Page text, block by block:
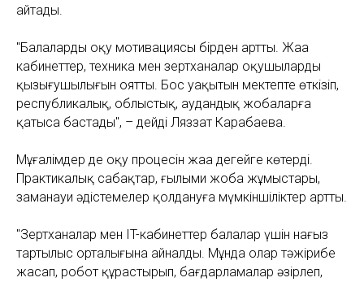
айтады.
"Балалардың оқу мотивациясы бірден артты. Жаңа
кабинеттер, техника мен зертханалар оқушылардың
қызығушылығын оятты. Бос уақытын мектепте өткізіп,
республикалық, облыстық, аудандық жобаларға
қатыса бастады", – дейді Ляззат Карабаева.
Мұғалімдер де оқу процесін жаңа деңгейге көтерді.
Практикалық сабақтар, ғылыми жоба жұмыстары,
заманауи әдістемелер қолдануға мүмкіншіліктер артты.
"Зертханалар мен IT-кабинеттер балалар үшін нағыз
тартылыс орталығына айналды. Мұнда олар тәжірибе
жасап, робот құрастырып, бағдарламалар әзірлеп,